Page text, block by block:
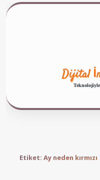
Dijital
Etiket: Ay neden kırmızı